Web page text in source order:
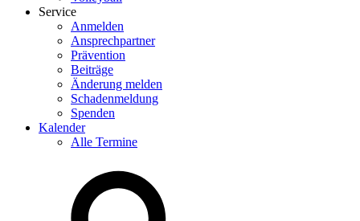
Service
Anmelden
Ansprechpartner
Prävention
Beiträge
Änderung melden
Schadenmeldung
Spenden
Kalender
Alle Termine